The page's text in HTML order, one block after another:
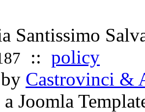
Santissimo
:: policy
Castrovinci &
a Joomla